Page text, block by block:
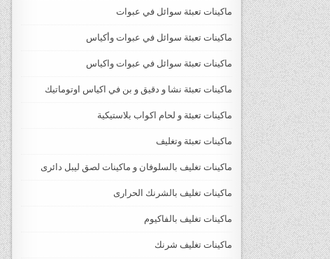
ماكينات تعبئة سوائل في عبوات
ماكينات تعبئة سوائل في عبوات وأكياس
ماكينات تعبئة سوائل في عبوات واكياس
ماكينات تعبئة نشا و دقيق و بن في اكياس اوتوماتيك
ماكينات تعبئة و لحام اكواب بلاستيكية
ماكينات تعبئة وتغليف
ماكينات تغليف بالسلوفان و ماكينات لصق ليبل دائرى
ماكينات تغليف بالشرنك الحرارى
ماكينات تغليف بالفاكيوم
ماكينات تغليف شرنك